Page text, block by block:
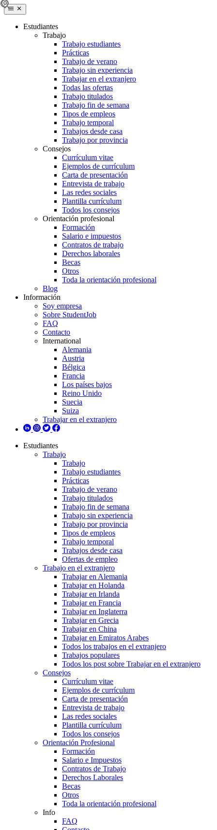
Estudiantes
Trabajo
Trabajo estudiantes
Prácticas
Trabajo de verano
Trabajo sin experiencia
Trabajar en el extranjero
Todas las ofertas
Trabajo titulados
Trabajo fin de semana
Tipos de empleos
Trabajo temporal
Trabajos desde casa
Trabajo por provincia
Consejos
Currículum vitae
Ejemplos de currículum
Carta de presentación
Entrevista de trabajo
Las redes sociales
Plantilla currículum
Todos los consejos
Orientación profesional
Formación
Salario e impuestos
Contratos de trabajo
Derechos laborales
Becas
Otros
Toda la orientación profesional
Blog
Información
Soy empresa
Sobre StudentJob
FAQ
Contacto
International
Alemania
Austria
Bélgica
Francia
Los países bajos
Reino Unido
Suecia
Suiza
Trabajar en el extranjero
Estudiantes
Trabajo
Trabajo
Trabajo estudiantes
Prácticas
Trabajo de verano
Trabajo titulados
Trabajo fin de semana
Trabajo sin experiencia
Trabajo por provincia
Tipos de empleos
Trabajo temporal
Trabajos desde casa
Ofertas de empleo
Trabajo en el extranjero
Trabajar en Alemania
Trabajar en Holanda
Trabajar en Irlanda
Trabajar en Francia
Trabajar en Inglaterra
Trabajar en Grecia
Trabajar en China
Trabajar en Emiratos Arabes
Todos los trabajos en el extranjero
Trabajos populares
Todos los post sobre Trabajar en el extranjero
Consejos
Currículum vitae
Ejemplos de currículum
Carta de presentación
Entrevista de trabajo
Las redes sociales
Plantilla currículum
Todos los consejos
Orientación Profesional
Formación
Salario e Impuestos
Contratos de Trabajo
Derechos Laborales
Becas
Otros
Toda la orientación profesional
Info
FAQ